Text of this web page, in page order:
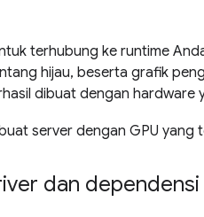
terhubung ke runtime
hijau, beserta grafik
dibuat dengan hardware
server dengan GPU yang
dan